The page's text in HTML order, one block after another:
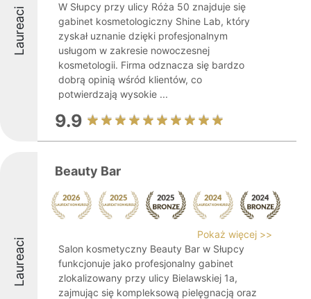
Laureaci
W Słupcy przy ulicy Róża 50 znajduje się
gabinet kosmetologiczny Shine Lab, który
zyskał uznanie dzięki profesjonalnym
usługom w zakresie nowoczesnej
kosmetologii. Firma odznacza się bardzo
dobrą opinią wśród klientów, co
potwierdzają wysokie ...
9.9
Laureaci
Beauty Bar
Pokaż więcej >>
Salon kosmetyczny Beauty Bar w Słupcy
funkcjonuje jako profesjonalny gabinet
zlokalizowany przy ulicy Bielawskiej 1a,
zajmując się kompleksową pielęgnacją oraz